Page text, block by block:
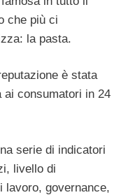
che più ci
la pasta.
è stata
ai consumatori in 24
serie di indicatori
livello di
lavoro, governance,